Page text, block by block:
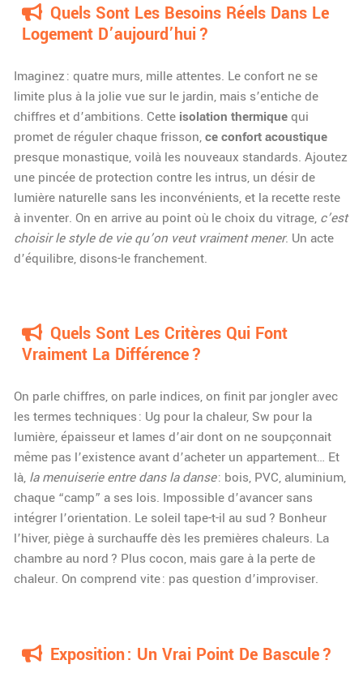
Quels Sont Les Besoins Réels Dans Le
Logement D’aujourd’hui ?
Imaginez : quatre murs, mille attentes. Le confort ne se
limite plus à la jolie vue sur le jardin, mais s’entiche de
chiffres et d’ambitions. Cette isolation thermiquequi
promet de réguler chaque frisson,ce confort acoustique
presque monastique, voilà les nouveaux standards. Ajoutez
une pincée de protection contre les intrus, un désir de
lumière naturelle sans les inconvénients, et la recette reste
à inventer. On en arrive au point où le choix du vitrage, c’est
choisir le style de vie qu’on veut vraiment mener. Un acte
d’équilibre, disons-le franchement.
Quels Sont Les Critères Qui Font
Vraiment La Différence ?
On parle chiffres, on parle indices, on finit par jongler avec
les termes techniques : Ug pour la chaleur, Sw pour la
lumière, épaisseur et lames d’air dont on ne soupçonnait
même pas l’existence avant d’acheter un appartement… Et
là, la menuiserie entre dans la danse: bois, PVC, aluminium,
chaque “camp” a ses lois. Impossible d’avancer sans
intégrer l’orientation. Le soleil tape-t-il au sud ? Bonheur
l’hiver, piège à surchauffe dès les premières chaleurs. La
chambre au nord ? Plus cocon, mais gare à la perte de
chaleur. On comprend vite : pas question d’improviser.
Exposition : Un Vrai Point De Bascule ?